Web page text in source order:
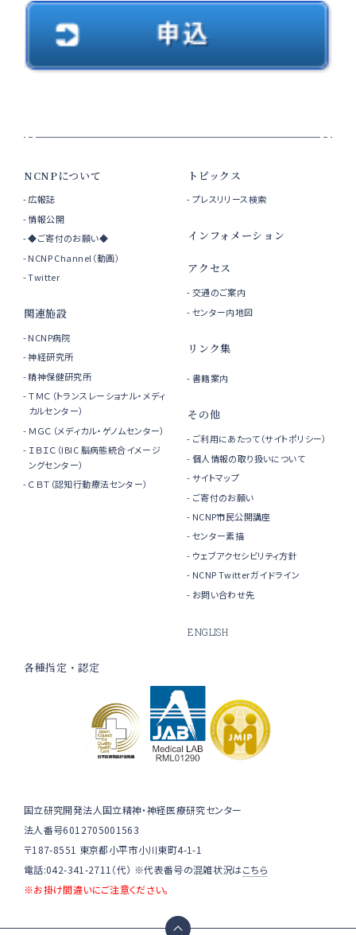
NCNPについて
広報誌
情報公開
◆ご寄付のお願い◆
NCNP Channel（動画）
Twitter
関連施設
NCNP病院
神経研究所
精神保健研究所
ＴＭＣ（トランスレーショナル・メディ
カルセンター）
ＭＧＣ（メディカル・ゲノムセンター）
ＩＢＩＣ（IBIC 脳病態統合イメージ
ングセンター）
ＣＢＴ（認知行動療法センター）
トピックス
プレスリリース検索
インフォメーション
アクセス
交通のご案内
センター内地図
リンク集
書籍案内
その他
ご利用にあたって（サイトポリシー）
個人情報の取り扱いについて
サイトマップ
ご寄付のお願い
NCNP市民公開講座
センター素描
ウェブアクセシビリティ方針
NCNP Twitterガイドライン
お問い合わせ先
ENGLISH
各種指定・認定
国立研究開発法人国立精神・神経医療研究センター
法人番号6012705001563
〒187-8551 東京都小平市小川東町4-1-1
電話:042-341-2711（代） ※代表番号の混雑状況はこちら
※お掛け間違いにご注意ください。